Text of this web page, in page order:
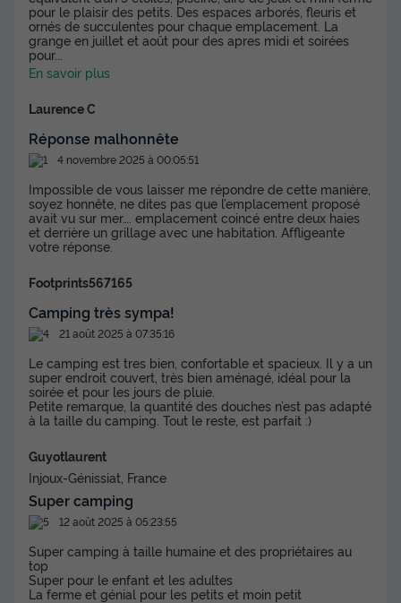
pour le plaisir des petits. Des espaces arborés, fleuris et
ornés de succulentes pour chaque emplacement. La
grange en juillet et août pour des apres midi et soirées
pour...
En savoir plus
Laurence C
Réponse malhonnête
4 novembre 2025 à 00:05:51
Impossible de vous laisser me répondre de cette manière,
soyez honnête, ne dites pas que l’emplacement proposé
avait vu sur mer…. emplacement coincé entre deux haies
et derrière un grillage avec une habitation. Affligeante
votre réponse.
Footprints567165
Camping très sympa!
21 août 2025 à 07:35:16
Le camping est tres bien, confortable et spacieux. Il y a un
super endroit couvert, très bien aménagé, idéal pour la
soirée et pour les jours de pluie.
Petite remarque, la quantité des douches n’est pas adapté
à la taille du camping. Tout le reste, est parfait :)
Guyotlaurent
Injoux-Génissiat, France
Super camping
12 août 2025 à 05:23:55
Super camping à taille humaine et des propriétaires au
top
Super pour le enfant et les adultes
La ferme et génial pour les petits et moin petit